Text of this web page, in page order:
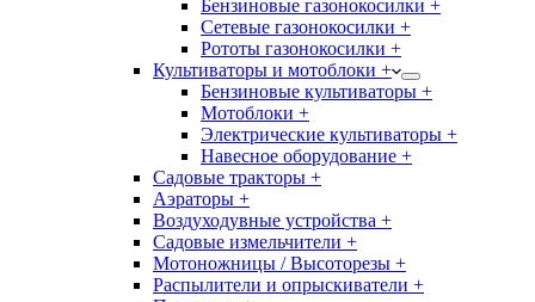
Бензиновые газонокосилки +
Сетевые газонокосилки +
Рототы газонокосилки +
Культиваторы и мотоблоки +
Бензиновые культиваторы +
Мотоблоки +
Электрические культиваторы +
Навесное оборудование +
Садовые тракторы +
Аэраторы +
Воздуходувные устройства +
Садовые измельчители +
Мотоножницы / Высоторезы +
Распылители и опрыскиватели +